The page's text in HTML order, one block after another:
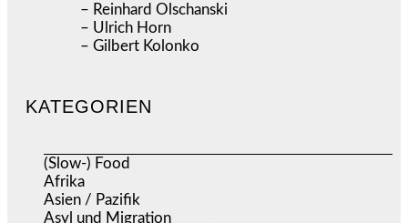
– Reinhard Olschanski
– Ulrich Horn
– Gilbert Kolonko
KATEGORIEN
(Slow-) Food
Afrika
Asien / Pazifik
Asyl und Migration